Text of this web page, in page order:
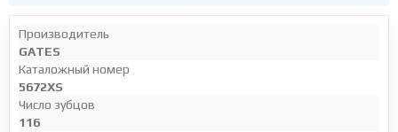
Производитель
GATES
Каталожный номер
5672XS
Число зубцов
116